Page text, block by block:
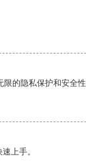
的隐私保护和安全性
上手。